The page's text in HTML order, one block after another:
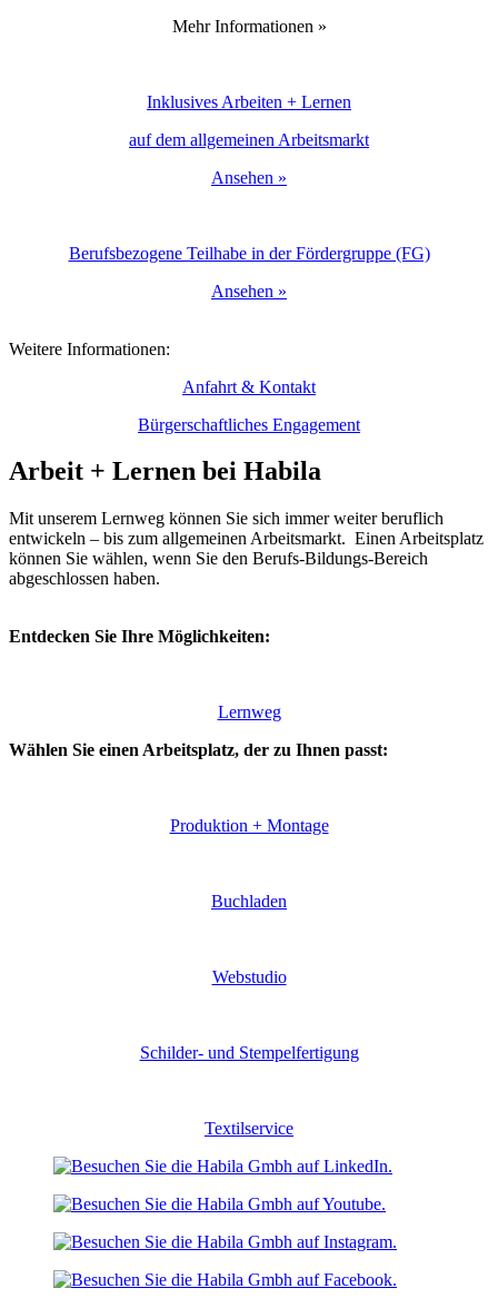
Mehr Informationen »
Inklusives Arbeiten + Lernen
auf dem allgemeinen Arbeitsmarkt
Ansehen »
Berufsbezogene Teilhabe in der Fördergruppe (FG)
Ansehen »
Weitere Informationen:
Anfahrt & Kontakt
Bürgerschaftliches Engagement
Arbeit + Lernen bei Habila
Mit unserem Lernweg können Sie sich immer weiter beruflich
entwickeln – bis zum allgemeinen Arbeitsmarkt. Einen Arbeitsplatz
können Sie wählen, wenn Sie den Berufs-Bildungs-Bereich
abgeschlossen haben.
Entdecken Sie Ihre Möglichkeiten:
Lernweg
Wählen Sie einen Arbeitsplatz, der zu Ihnen passt:
Produktion + Montage
Buchladen
Webstudio
Schilder- und Stempelfertigung
Textilservice